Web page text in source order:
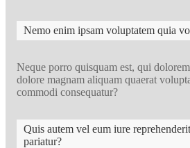
Nemo enim ipsam voluptatem quia
Neque porro quisquam est, qui
dolore magnam aliquam quaerat
commodi consequatur?
Quis autem vel eum iure
pariatur?